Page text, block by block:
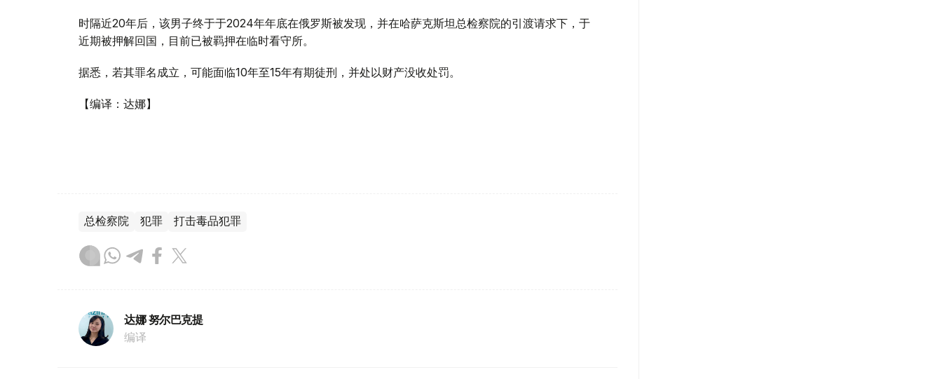
时隔近20年后，该男子终于于2024年年底在俄罗斯被发现，并在哈萨克斯坦总检察院的引渡请求下，于
近期被押解回国，目前已被羁押在临时看守所。
据悉，若其罪名成立，可能面临10年至15年有期徒刑，并处以财产没收处罚。
【编译：达娜】
总检察院 犯罪 打击毒品犯罪
达娜 努尔巴克提
编译